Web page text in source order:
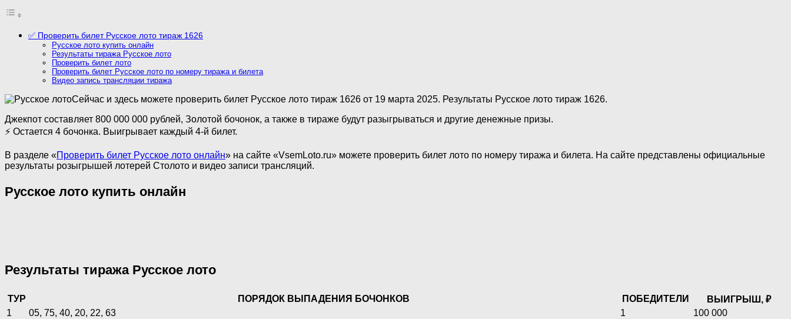
✅ Проверить билет Русское лото тираж 1626
Русское лото купить онлайн
Результаты тиража Русское лото
Проверить билет лото
Проверить билет Русское лото по номеру тиража и билета
Видео запись трансляции тиража
Сейчас и здесь можете проверить билет Русское лото тираж 1626 от 19 марта 2025. Результаты Русское лото тираж 1626.
Джекпот составляет 800 000 000 рублей, Золотой бочонок, а также в тираже будут разыгрываться и другие денежные призы.
⚡ Остается 4 бочонка. Выигрывает каждый 4-й билет.
В разделе «Проверить билет Русское лото онлайн» на сайте «VsemLoto.ru» можете проверить билет лото по номеру тиража и билета. На сайте представлены официальные
результаты розыгрышей лотерей Столото и видео записи трансляций.
Русское лото купить онлайн
Результаты тиража Русское лото
ТУР ПОРЯДОК ВЫПАДЕНИЯ БОЧОНКОВ ПОБЕДИТЕЛИ
ВЫИГРЫШ, ₽
1
05, 75, 40, 20, 22, 63 1
100 000